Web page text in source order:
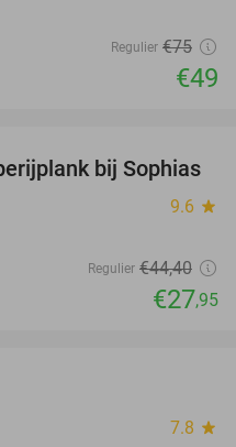
Regulier €75
€49
37%
bij Sophias
9.6 star
Regulier €44,40
€27,95
7.8 star